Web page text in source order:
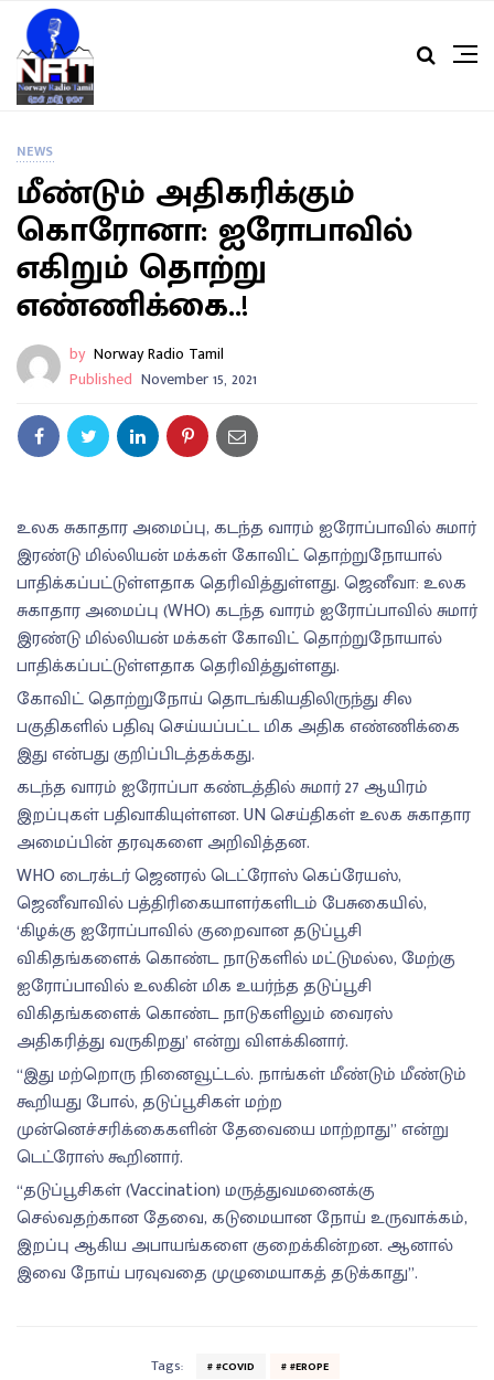
NEWS
மீண்டும் அதிகரிக்கும்
கொரோனா: ஐரோபாவில்
எகிறும் தொற்று
எண்ணிக்கை..!
by Norway Radio Tamil
Published November 15, 2021
உலக சுகாதார அமைப்பு, கடந்த வாரம் ஐரோப்பாவில் சுமார்
இரண்டு மில்லியன் மக்கள் கோவிட் தொற்றுநோயால்
பாதிக்கப்பட்டுள்ளதாக தெரிவித்துள்ளது. ஜெனீவா: உலக
சுகாதார அமைப்பு (WHO) கடந்த வாரம் ஐரோப்பாவில் சுமார்
இரண்டு மில்லியன் மக்கள் கோவிட் தொற்றுநோயால்
பாதிக்கப்பட்டுள்ளதாக தெரிவித்துள்ளது.
கோவிட் தொற்றுநோய் தொடங்கியதிலிருந்து சில
பகுதிகளில் பதிவு செய்யப்பட்ட மிக அதிக எண்ணிக்கை
இது என்பது குறிப்பிடத்தக்கது.
கடந்த வாரம் ஐரோப்பா கண்டத்தில் சுமார் 27 ஆயிரம்
இறப்புகள் பதிவாகியுள்ளன. UN செய்திகள் உலக சுகாதார
அமைப்பின் தரவுகளை அறிவித்தன.
WHO டைரக்டர் ஜெனரல் டெட்ரோஸ் கெப்ரேயஸ்,
ஜெனீவாவில் பத்திரிகையாளர்களிடம் பேசுகையில்,
‘கிழக்கு ஐரோப்பாவில் குறைவான தடுப்பூசி
விகிதங்களைக் கொண்ட நாடுகளில் மட்டுமல்ல, மேற்கு
ஐரோப்பாவில் உலகின் மிக உயர்ந்த தடுப்பூசி
விகிதங்களைக் கொண்ட நாடுகளிலும் வைரஸ்
அதிகரித்து வருகிறது’ என்று விளக்கினார்.
“இது மற்றொரு நினைவூட்டல். நாங்கள் மீண்டும் மீண்டும்
கூறியது போல், தடுப்பூசிகள் மற்ற
முன்னெச்சரிக்கைகளின் தேவையை மாற்றாது” என்று
டெட்ரோஸ் கூறினார்.
“தடுப்பூசிகள் (Vaccination) மருத்துவமனைக்கு
செல்வதற்கான தேவை, கடுமையான நோய் உருவாக்கம்,
இறப்பு ஆகிய அபாயங்களை குறைக்கின்றன. ஆனால்
இவை நோய் பரவுவதை முழுமையாகத் தடுக்காது”.
Tags: #COVID #EROPE